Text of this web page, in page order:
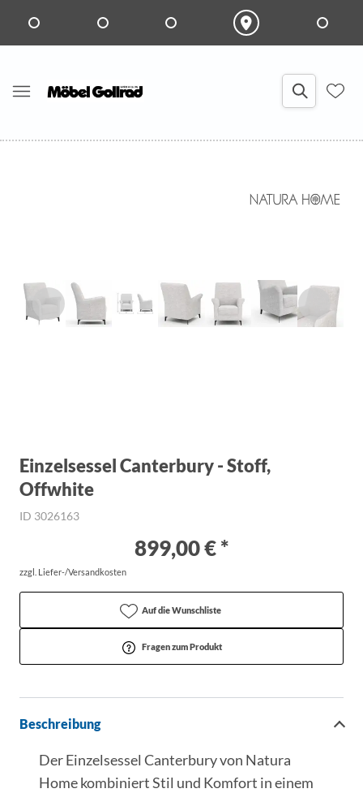
Einzelsessel Canterbury - Stoff,
Offwhite
ID 3026163
899,00 € *
zzgl. Liefer-/Versandkosten
Auf die Wunschliste
Fragen zum Produkt
Beschreibung
Der Einzelsessel Canterbury von Natura
Home kombiniert Stil und Komfort in einem